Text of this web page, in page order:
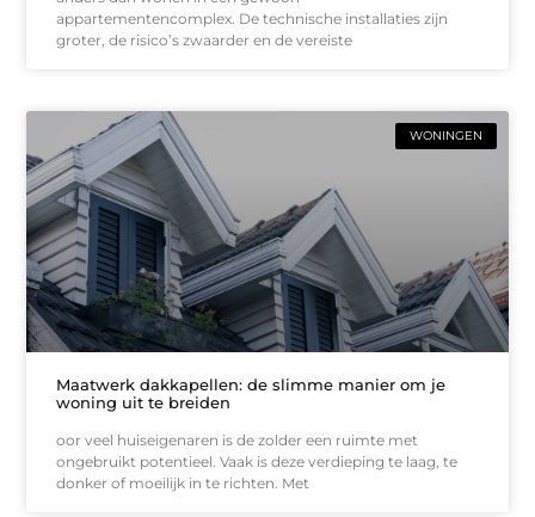
appartementencomplex. De technische installaties zijn
groter, de risico’s zwaarder en de vereiste
WONINGEN
Maatwerk dakkapellen: de slimme manier om je
woning uit te breiden
oor veel huiseigenaren is de zolder een ruimte met
ongebruikt potentieel. Vaak is deze verdieping te laag, te
donker of moeilijk in te richten. Met